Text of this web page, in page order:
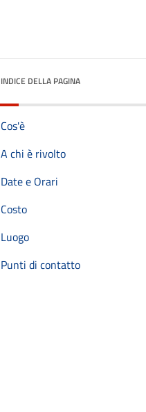
INDICE DELLA PAGINA
Cos'è
A chi è rivolto
Date e Orari
Costo
Luogo
Punti di contatto